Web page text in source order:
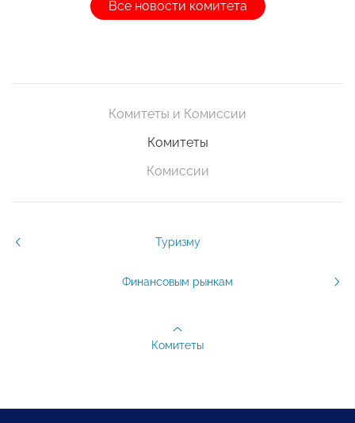
Все новости комитета
Комитеты и Комиссии
Комитеты
Комиссии
Туризму
Финансовым рынкам
Комитеты